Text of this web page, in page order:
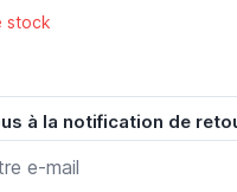
stock
à la notification de